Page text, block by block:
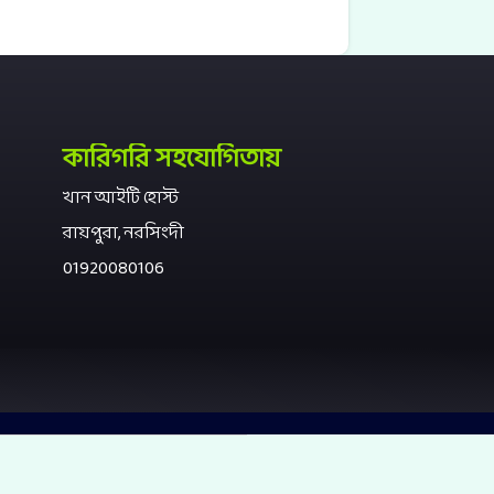
কারিগরি সহযোগিতায়
খান আইটি হোস্ট
রায়পুরা, নরসিংদী
01920080106